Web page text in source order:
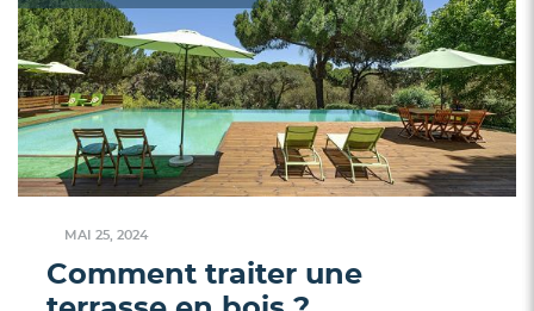
MAI 25, 2024
Comment traiter une